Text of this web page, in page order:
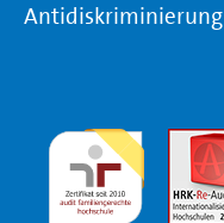
Antidiskriminierung